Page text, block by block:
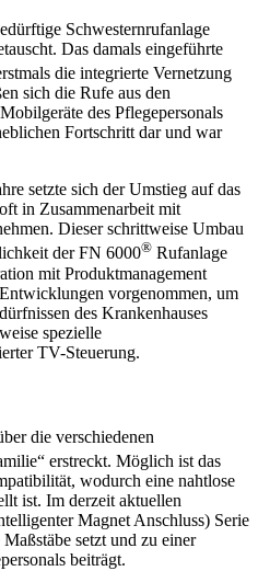
Schwesternrufanlage
Das damals eingeführte
die integrierte Vernetzung
sich die Rufe aus den
des Pflegepersonals
Fortschritt dar und war
setzte sich der Umstieg auf das
in Zusammenarbeit mit
Dieser schrittweise Umbau
der FN 6000® Rufanlage
mit Produktmanagement
vorgenommen, um
des Krankenhauses
spezielle
TV-Steuerung.
die verschiedenen
erstreckt. Möglich ist das
wodurch eine nahtlose
ist. Im derzeit aktuellen
Magnet Anschluss) Serie
setzt und zu einer
beiträgt.